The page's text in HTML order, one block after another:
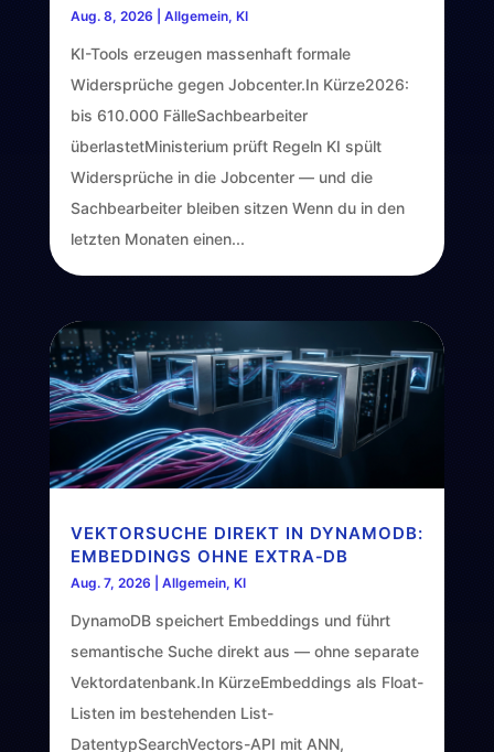
Aug. 8, 2026 Allgemein, KI
KI-Tools erzeugen massenhaft formale
Widersprüche gegen Jobcenter.In Kürze2026:
bis 610.000 FälleSachbearbeiter
überlastetMinisterium prüft Regeln KI spült
Widersprüche in die Jobcenter — und die
Sachbearbeiter bleiben sitzen Wenn du in den
letzten Monaten einen...
VEKTORSUCHE DIREKT IN DYNAMODB:
EMBEDDINGS OHNE EXTRA‑DB
Aug. 7, 2026 Allgemein, KI
DynamoDB speichert Embeddings und führt
semantische Suche direkt aus — ohne separate
Vektordatenbank.In KürzeEmbeddings als Float-
Listen im bestehenden List-
DatentypSearchVectors-API mit ANN,